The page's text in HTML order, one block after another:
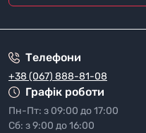
Телефони
+38 (067) 888-81-08
Графік роботи
Пн-Пт: з 09:00 до 17:00
Сб: з 9:00 до 16:00